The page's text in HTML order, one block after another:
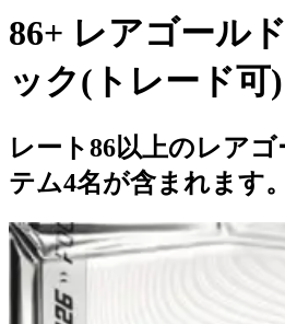
86+ レアゴール
ック(トレード可)
レート86以上のレア
テム4名が含まれます。